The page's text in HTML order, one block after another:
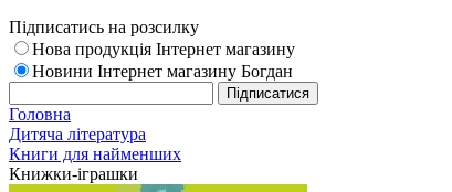
Підписатись на розсилку
Нова продукція Інтернет магазину
Новини Інтернет магазину Богдан
Головна
Дитяча література
Книги для найменших
Книжки-іграшки